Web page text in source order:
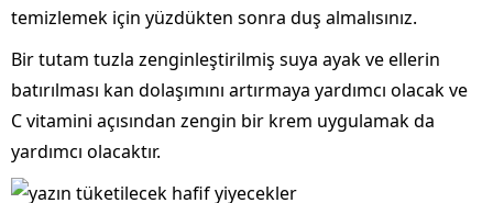
temizlemek için yüzdükten sonra duş almalısınız.
Bir tutam tuzla zenginleştirilmiş suya ayak ve ellerin
batırılması kan dolaşımını artırmaya yardımcı olacak ve
C vitamini açısından zengin bir krem ​​uygulamak da
yardımcı olacaktır.